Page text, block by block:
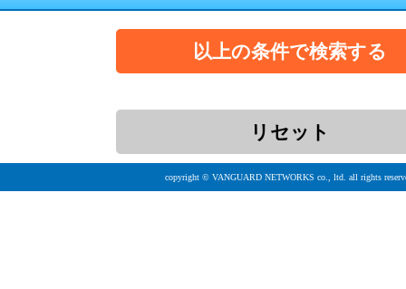
copyright © VANGUARD NETWORKS co., ltd. all rights